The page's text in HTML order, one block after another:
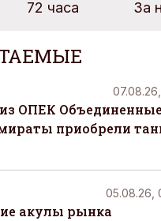
72 часа За
07.08.26,
ОПЕК Объединенные
приобрели
05.08.26,
акулы рынка